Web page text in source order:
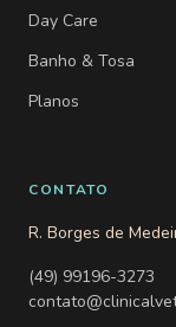
Day Care
Banho & Tosa
Planos
CONTATO
R. Borges de
(49) 99196-3273